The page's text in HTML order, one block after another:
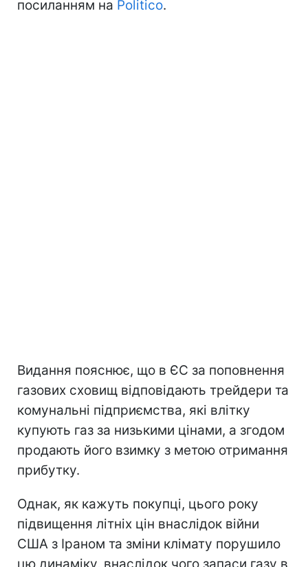
посиланням на Politico.
Видання пояснює, що в ЄС за поповнення
газових сховищ відповідають трейдери та
комунальні підприємства, які влітку
купують газ за низькими цінами, а згодом
продають його взимку з метою отримання
прибутку.
Однак, як кажуть покупці, цього року
підвищення літніх цін внаслідок війни
США з Іраном та зміни клімату порушило
цю динаміку, внаслідок чого запаси газу в